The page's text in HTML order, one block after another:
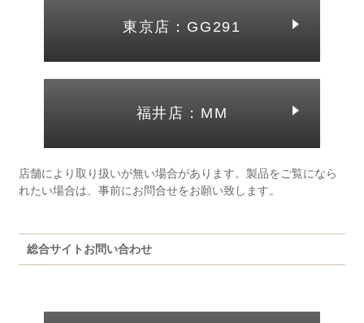
東京店：GG291
福井店：MM
店舗により取り扱いが無い場合があります。製品をご覧になら
れたい場合は、事前にお問合せをお願い致します。
総合サイトお問い合わせ